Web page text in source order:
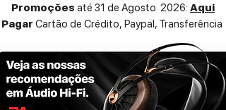
Promoções até 31 de Agosto 2026: Aqui
Pagar Cartão de Crédito, Paypal, Transferência